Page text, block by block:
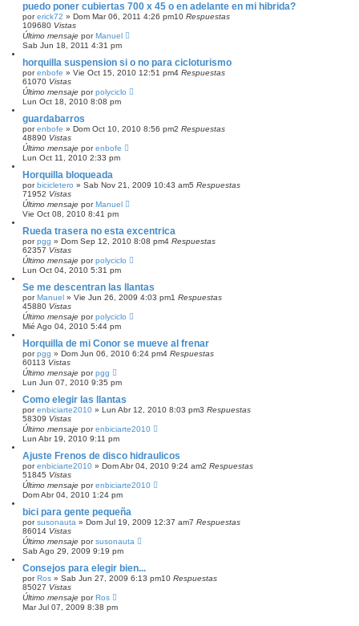
puedo poner cubiertas 700 x 45 o en adelante en mi hibrida?
porerick72 » Dom Mar 06, 2011 4:26 pm10 Respuestas
109680 Vistas
Último mensaje porManuel
Sab Jun 18, 2011 4:31 pm
horquilla suspension si o no para cicloturismo
porenbofe » Vie Oct 15, 2010 12:51 pm4 Respuestas
61070 Vistas
Último mensaje porpolyciclo
Lun Oct 18, 2010 8:08 pm
guardabarros
porenbofe » Dom Oct 10, 2010 8:56 pm2 Respuestas
48890 Vistas
Último mensaje porenbofe
Lun Oct 11, 2010 2:33 pm
Horquilla bloqueada
porbicicletero » Sab Nov 21, 2009 10:43 am5 Respuestas
71952 Vistas
Último mensaje porManuel
Vie Oct 08, 2010 8:41 pm
Rueda trasera no esta excentrica
porpgg » Dom Sep 12, 2010 8:08 pm4 Respuestas
62357 Vistas
Último mensaje porpolyciclo
Lun Oct 04, 2010 5:31 pm
Se me descentran las llantas
porManuel » Vie Jun 26, 2009 4:03 pm1 Respuestas
45880 Vistas
Último mensaje porpolyciclo
Mié Ago 04, 2010 5:44 pm
Horquilla de mi Conor se mueve al frenar
porpgg » Dom Jun 06, 2010 6:24 pm4 Respuestas
60113 Vistas
Último mensaje porpgg
Lun Jun 07, 2010 9:35 pm
Como elegir las llantas
porenbiciarte2010 » Lun Abr 12, 2010 8:03 pm3 Respuestas
58309 Vistas
Último mensaje porenbiciarte2010
Lun Abr 19, 2010 9:11 pm
Ajuste Frenos de disco hidraulicos
porenbiciarte2010 » Dom Abr 04, 2010 9:24 am2 Respuestas
51845 Vistas
Último mensaje porenbiciarte2010
Dom Abr 04, 2010 1:24 pm
bici para gente pequeña
porsusonauta » Dom Jul 19, 2009 12:37 am7 Respuestas
86014 Vistas
Último mensaje porsusonauta
Sab Ago 29, 2009 9:19 pm
Consejos para elegir bien...
porRos » Sab Jun 27, 2009 6:13 pm10 Respuestas
85027 Vistas
Último mensaje porRos
Mar Jul 07, 2009 8:38 pm